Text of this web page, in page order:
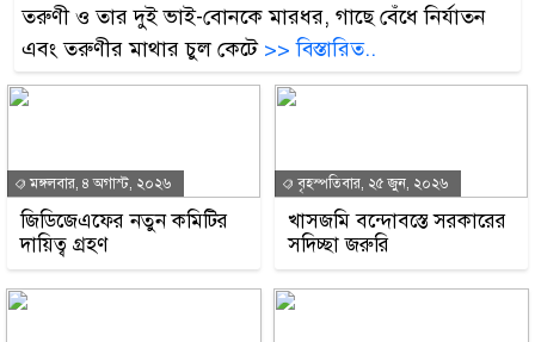
তরুণী ও তার দুই ভাই-বোনকে মারধর, গাছে বেঁধে নির্যাতন
এবং তরুণীর মাথার চুল কেটে >> বিস্তারিত..
মঙ্গলবার, ৪ অগাস্ট, ২০২৬
জিডিজেএফের নতুন কমিটির
দায়িত্ব গ্রহণ
বৃহস্পতিবার, ২৫ জুন, ২০২৬
খাসজমি বন্দোবস্তে সরকারের
সদিচ্ছা জরুরি